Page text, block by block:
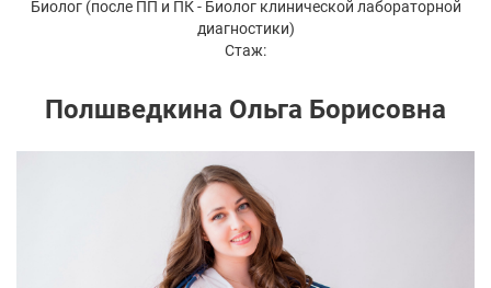
Биолог (после ПП и ПК - Биолог клинической лабораторной
диагностики)
Стаж:
Полшведкина Ольга Борисовна